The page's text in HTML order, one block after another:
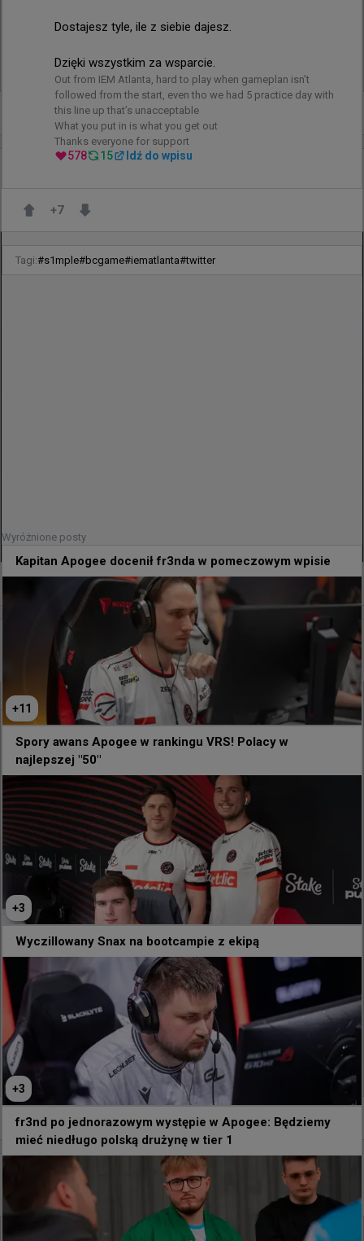
pracy. Do zobaczenia w kwalifikacjach do Esports
103 2
0
najlepszej "50"
TombStone 5 godzin temu
donk smurfuje na FACEIT. Konkurencja bez szans
@ Aluminaticsgo
Na wykresie: Każdy gracz z top 1000, naniesiony na
podstawie punktów Elo i liczby meczów w 8. sezonie.
Czerwona kropka to donk: najwyższe Elo na FACEIT o
blisko 800 punktów, zdobyte w "zaledwie" 161
meczach, co jest ułamkiem rozegranych spotkań
innych graczy z czołowego tysiąca.
266
-1
TombStone 6 godzin temu
Wygląda na to, że nożem można strzelić ;)
Dostajesz tyle, ile z siebie dajesz.
Dzięki wszystkim za wsparcie.
Out from IEM Atlanta, hard to play when gameplan isn’t
followed from the start, even tho we had 5 practice day with
this line up that’s unacceptable
What you put in is what you get out
Thanks everyone for support
578 15 Idź do wpisu
+7
Tagi:#s1mple#bcgame#iematlanta#twitter
Wyróżnione posty
Kapitan Apogee docenił fr3nda w pomeczowym wpisie
+11
Spory awans Apogee w rankingu VRS! Polacy w
najlepszej "50"
+3
Wyczillowany Snax na bootcampie z ekipą
+3
fr3nd po jednorazowym występie w Apogee: Będziemy
mieć niedługo polską drużynę w tier 1